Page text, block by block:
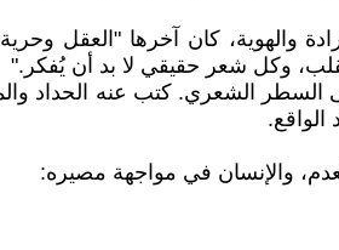
في الحرية والعقل والإرادة والهوية، كان آخرها
وكل شعر حقيقي لا بد أن يُفكر."
السطر الشعري. كتب عنه الحداد
والإنسان في مواجهة مصيره: